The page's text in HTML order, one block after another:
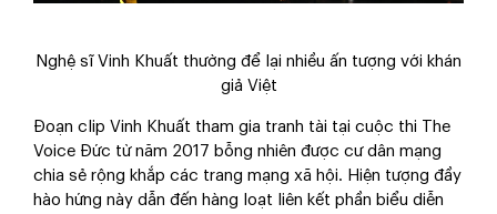
Nghệ sĩ Vinh Khuất thường để lại nhiều ấn tượng với khán
giả Việt
Đoạn clip Vinh Khuất tham gia tranh tài tại cuộc thi The
Voice Đức từ năm 2017 bỗng nhiên được cư dân mạng
chia sẻ rộng khắp các trang mạng xã hội. Hiện tượng đầy
hào hứng này dẫn đến hàng loạt liên kết phần biểu diễn